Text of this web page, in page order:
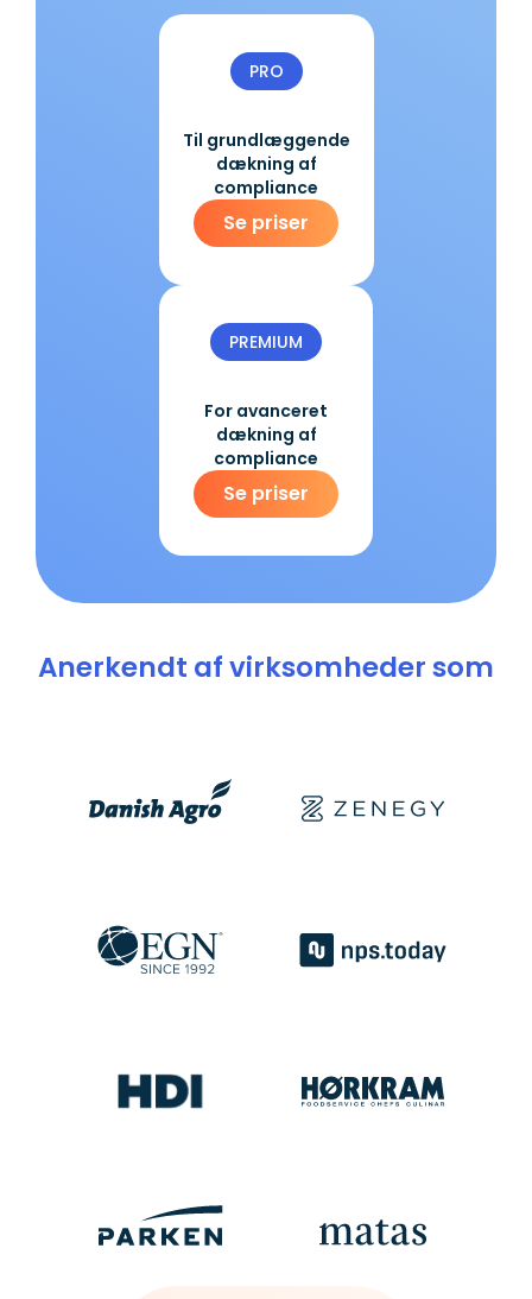
PRO
Til grundlæggende
dækning af
compliance
Se priser
PREMIUM
For avanceret
dækning af
compliance
Se priser
Anerkendt af virksomheder som